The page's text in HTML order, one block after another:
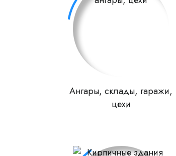
Ангары, склады, гаражи,
цехи